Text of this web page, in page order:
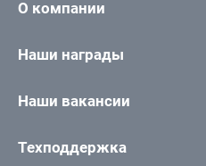
О компании
Наши награды
Наши вакансии
Техподдержка